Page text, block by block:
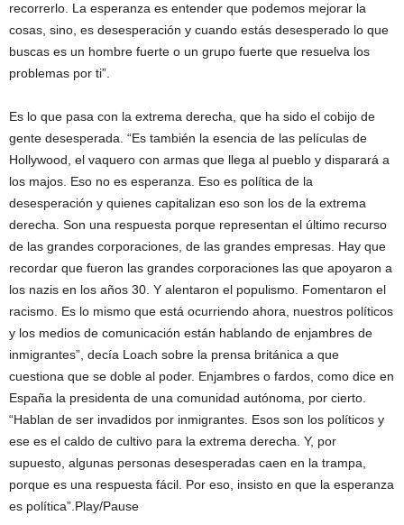
recorrerlo. La esperanza es entender que podemos mejorar la
cosas, sino, es desesperación y cuando estás desesperado lo que
buscas es un hombre fuerte o un grupo fuerte que resuelva los
problemas por ti”.
Es lo que pasa con la extrema derecha, que ha sido el cobijo de
gente desesperada. “Es también la esencia de las películas de
Hollywood, el vaquero con armas que llega al pueblo y disparará a
los majos. Eso no es esperanza. Eso es política de la
desesperación y quienes capitalizan eso son los de la extrema
derecha. Son una respuesta porque representan el último recurso
de las grandes corporaciones, de las grandes empresas. Hay que
recordar que fueron las grandes corporaciones las que apoyaron a
los nazis en los años 30. Y alentaron el populismo. Fomentaron el
racismo. Es lo mismo que está ocurriendo ahora, nuestros políticos
y los medios de comunicación están hablando de enjambres de
inmigrantes”, decía Loach sobre la prensa británica a que
cuestiona que se doble al poder. Enjambres o fardos, como dice en
España la presidenta de una comunidad autónoma, por cierto.
“Hablan de ser invadidos por inmigrantes. Esos son los políticos y
ese es el caldo de cultivo para la extrema derecha. Y, por
supuesto, algunas personas desesperadas caen en la trampa,
porque es una respuesta fácil. Por eso, insisto en que la esperanza
es política”.Play/Pause